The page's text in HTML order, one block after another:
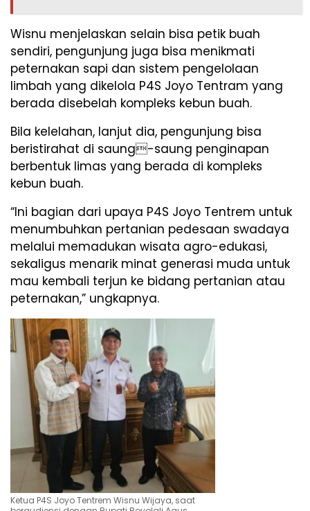
Wisnu menjelaskan selain bisa petik buah
sendiri, pengunjung juga bisa menikmati
peternakan sapi dan sistem pengelolaan
limbah yang dikelola P4S Joyo Tentram yang
berada disebelah kompleks kebun buah.
Bila kelelahan, lanjut dia, pengunjung bisa
beristirahat di saung-saung penginapan
berbentuk limas yang berada di kompleks
kebun buah.
“Ini bagian dari upaya P4S Joyo Tentrem untuk
menumbuhkan pertanian pedesaan swadaya
melalui memadukan wisata agro-edukasi,
sekaligus menarik minat generasi muda untuk
mau kembali terjun ke bidang pertanian atau
peternakan,” ungkapnya.
Ketua P4S Joyo Tentrem Wisnu Wijaya, saat